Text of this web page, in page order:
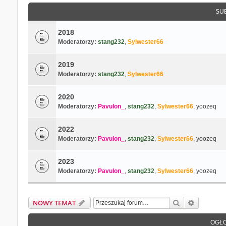
2018
Moderatorzy: stang232, Sylwester66
2019
Moderatorzy: stang232, Sylwester66
2020
Moderatorzy: Pavulon_ , stang232, Sylwester66, yoozeq
2022
Moderatorzy: Pavulon_ , stang232, Sylwester66, yoozeq
2023
Moderatorzy: Pavulon_ , stang232, Sylwester66, yoozeq
NOWY TEMAT Szukaj